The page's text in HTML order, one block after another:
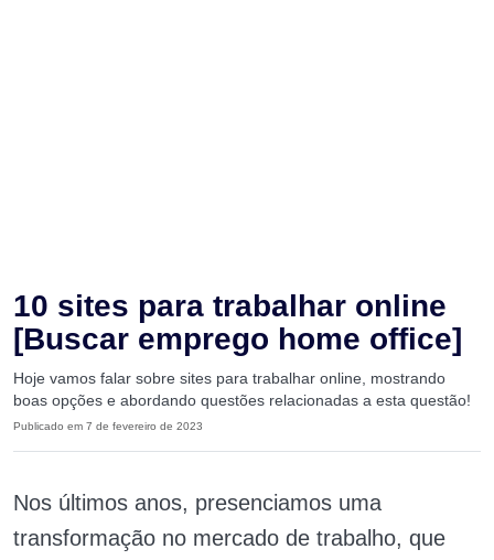
10 sites para trabalhar online
[Buscar emprego home office]
Hoje vamos falar sobre sites para trabalhar online, mostrando
boas opções e abordando questões relacionadas a esta questão!
Publicado em 7 de fevereiro de 2023
Nos últimos anos, presenciamos uma
transformação no mercado de trabalho, que